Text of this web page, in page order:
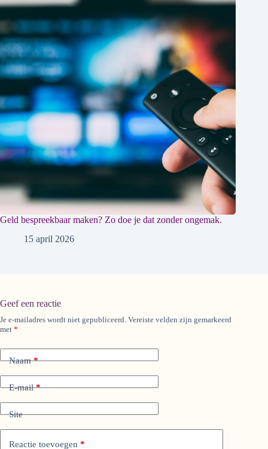
Geld bespreekbaar maken? Zo doe je dat zonder ongemak.
15 april 2026
Geef een reactie
Je e-mailadres wordt niet gepubliceerd. Vereiste velden zijn gemarkeerd
met *
Naam*
E-mail*
Site
Reactie toevoegen *
A
l
r
n
a
v
e